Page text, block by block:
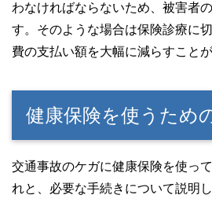
わなければならないため、被害者
す。そのような場合は保険診療に
費の支払い額を大幅に減らすことが
健康保険を使うため
交通事故のケガに健康保険を使っ
れと、必要な手続きについて説明し